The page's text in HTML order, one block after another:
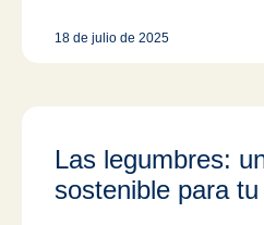
18 de julio de 2025
Las legumbres:
sostenible para